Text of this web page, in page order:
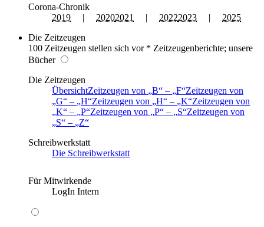
Corona-Chronik
2019 | 20202021 | 20222023 | 2025
Die Zeitzeugen
100 Zeitzeugen stellen sich vor * Zeitzeugenberichte; unsere
Bücher
Die Zeitzeugen
ÜbersichtZeitzeugen von B – F Zeitzeugen von
G
– H Zeitzeugen von H – K Zeitzeugen von
K
– P Zeitzeugen von P – S Zeitzeugen von
S
–
Z
Schreibwerkstatt
Die Schreibwerkstatt
Für Mitwirkende
LogIn Intern